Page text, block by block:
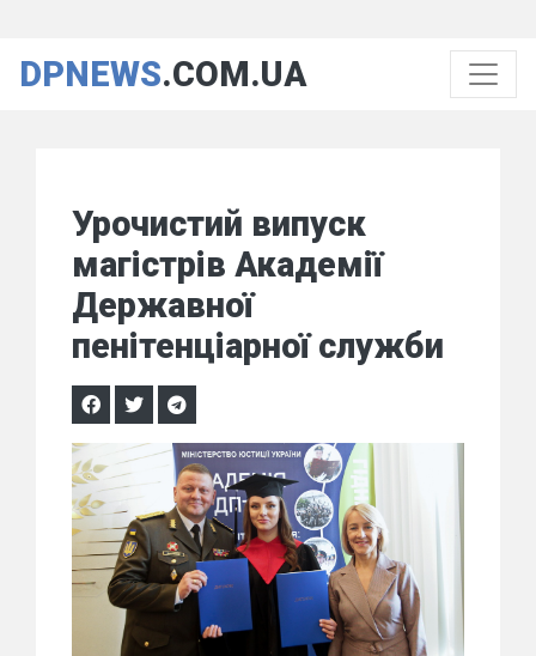
DPNEWS.COM.UA
Урочистий випуск
магістрів Академії
Державної
пенітенціарної служби